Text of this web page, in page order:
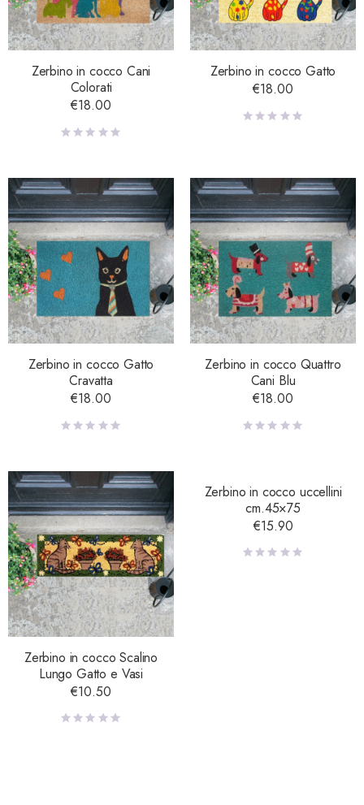
Zerbino in cocco Cani
Colorati
€18.00
Zerbino in cocco Gatto
€18.00
Zerbino in cocco Gatto
Cravatta
€18.00
Zerbino in cocco Quattro
Cani Blu
€18.00
Zerbino in cocco Scalino
Lungo Gatto e Vasi
€10.50
Zerbino in cocco uccellini
cm.45×75
€15.90